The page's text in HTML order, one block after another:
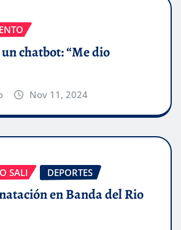
chatbot: “Me dio
Nov 11, 2024
SALI DEPORTES
en Banda del Rio